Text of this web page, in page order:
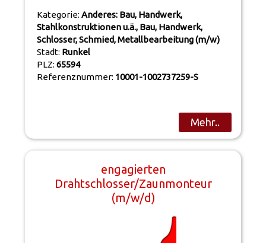
Kategorie:Anderes: Bau, Handwerk,
Stahlkonstruktionen u.ä., Bau, Handwerk,
Schlosser, Schmied, Metallbearbeitung (m/w)
Stadt: Runkel
PLZ:65594
Referenznummer: 10001-1002737259-S
Mehr..
engagierten
Drahtschlosser/Zaunmonteur
(m/w/d)